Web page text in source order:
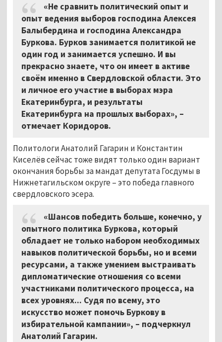
«Не сравнить политический опыт и
опыт ведения выборов господина Алексея
Балыбердина и господина Александра
Буркова. Бурков занимается политикой не
один год и занимается успешно. И вы
прекрасно знаете, что он имеет в активе
своём именно в Свердловской области. Это
и личное его участие в выборах мэра
Екатеринбурга, и результаты
Екатеринбурга на прошлых выборах», –
отмечает Коридоров.
Политологи Анатолий Гагарин и Константин
Киселёв сейчас тоже видят только один вариант
окончания борьбы за мандат депутата Госдумы в
Нижнетагильском округе – это победа главного
свердловского эсера.
«Шансов победить больше, конечно, у
опытного политика Буркова, который
обладает не только набором необходимых
навыков политической борьбы, но и всеми
ресурсами, а также умением выстраивать
дипломатические отношения со всеми
участниками политического процесса, на
всех уровнях... Судя по всему, это
искусство может помочь Буркову в
избирательной кампании», – подчеркнул
Анатолий Гагарин.